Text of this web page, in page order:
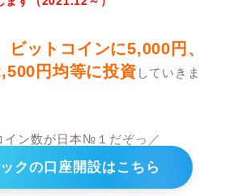
ビットコインに5,000円、
円均等に投資 していきま
イン数が日本№１だぞっ／
クの口座開設はこちら